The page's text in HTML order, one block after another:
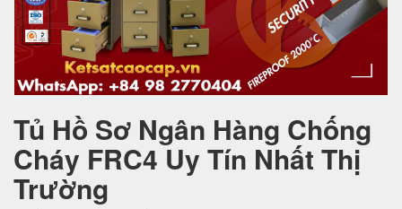
Tủ Hồ Sơ Ngân Hàng Chống
Cháy FRC4 Uy Tín Nhất Thị
Trường